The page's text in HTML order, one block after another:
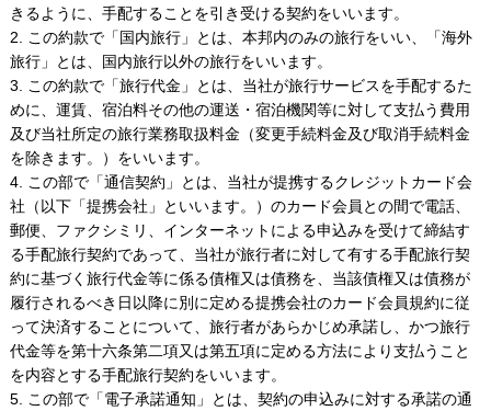
きるように、手配することを引き受ける契約をいいます。
2. この約款で「国内旅行」とは、本邦内のみの旅行をいい、「海外
旅行」とは、国内旅行以外の旅行をいいます。
3. この約款で「旅行代金」とは、当社が旅行サービスを手配するた
めに、運賃、宿泊料その他の運送・宿泊機関等に対して支払う費用
及び当社所定の旅行業務取扱料金（変更手続料金及び取消手続料金
を除きます。）をいいます。
4. この部で「通信契約」とは、当社が提携するクレジットカード会
社（以下「提携会社」といいます。）のカード会員との間で電話、
郵便、ファクシミリ、インターネットによる申込みを受けて締結す
る手配旅行契約であって、当社が旅行者に対して有する手配旅行契
約に基づく旅行代金等に係る債権又は債務を、当該債権又は債務が
履行されるべき日以降に別に定める提携会社のカード会員規約に従
って決済することについて、旅行者があらかじめ承諾し、かつ旅行
代金等を第十六条第二項又は第五項に定める方法により支払うこと
を内容とする手配旅行契約をいいます。
5. この部で「電子承諾通知」とは、契約の申込みに対する承諾の通